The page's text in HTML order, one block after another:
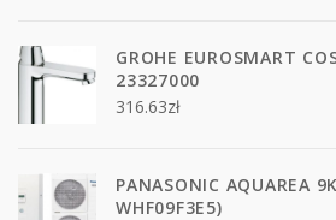
GROHE EUROSMART
23327000
316.63zł
PANASONIC AQUAREA
WHF09F3E5)